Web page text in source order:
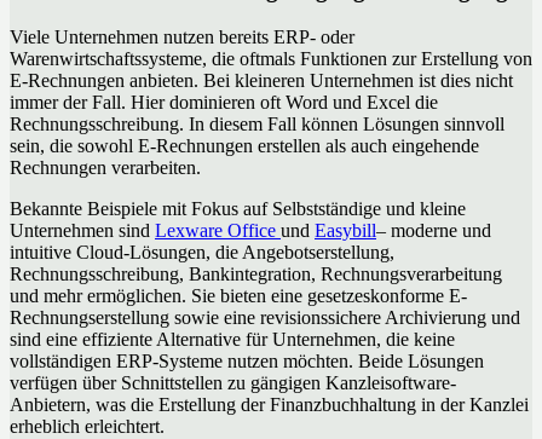
Viele Unternehmen nutzen bereits ERP- oder
Warenwirtschaftssysteme, die oftmals Funktionen zur Erstellung von
E-Rechnungen anbieten. Bei kleineren Unternehmen ist dies nicht
immer der Fall. Hier dominieren oft Word und Excel die
Rechnungsschreibung. In diesem Fall können Lösungen sinnvoll
sein, die sowohl E-Rechnungen erstellen als auch eingehende
Rechnungen verarbeiten.
Bekannte Beispiele mit Fokus auf Selbstständige und kleine
Unternehmen sind Lexware Office und Easybill– moderne und
intuitive Cloud-Lösungen, die Angebotserstellung,
Rechnungsschreibung, Bankintegration, Rechnungsverarbeitung
und mehr ermöglichen. Sie bieten eine gesetzeskonforme E-
Rechnungserstellung sowie eine revisionssichere Archivierung und
sind eine effiziente Alternative für Unternehmen, die keine
vollständigen ERP-Systeme nutzen möchten. Beide Lösungen
verfügen über Schnittstellen zu gängigen Kanzleisoftware-
Anbietern, was die Erstellung der Finanzbuchhaltung in der Kanzlei
erheblich erleichtert.